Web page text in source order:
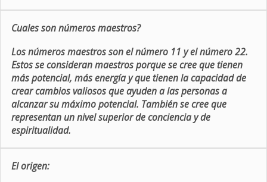
Cuales son números maestros?
Los números maestros son el número 11 y el número 22.
Estos se consideran maestros porque se cree que tienen
más potencial, más energía y que tienen la capacidad de
crear cambios valiosos que ayuden a las personas a
alcanzar su máximo potencial. También se cree que
representan un nivel superior de conciencia y de
espiritualidad.
El origen: